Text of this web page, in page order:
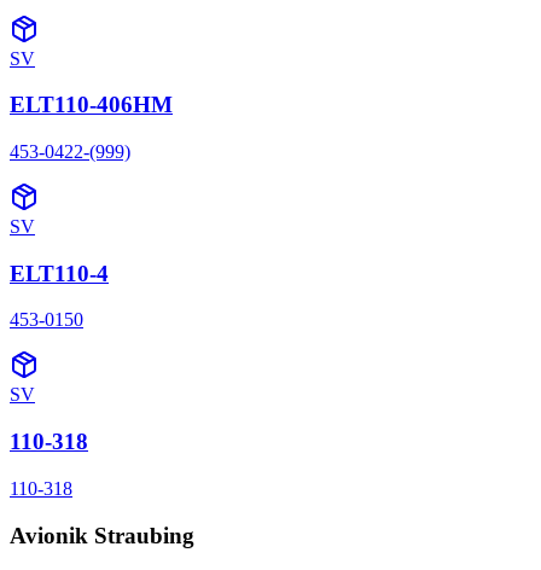
SV
ELT110-406HM
453-0422-(999)
SV
ELT110-4
453-0150
SV
110-318
110-318
Avionik Straubing